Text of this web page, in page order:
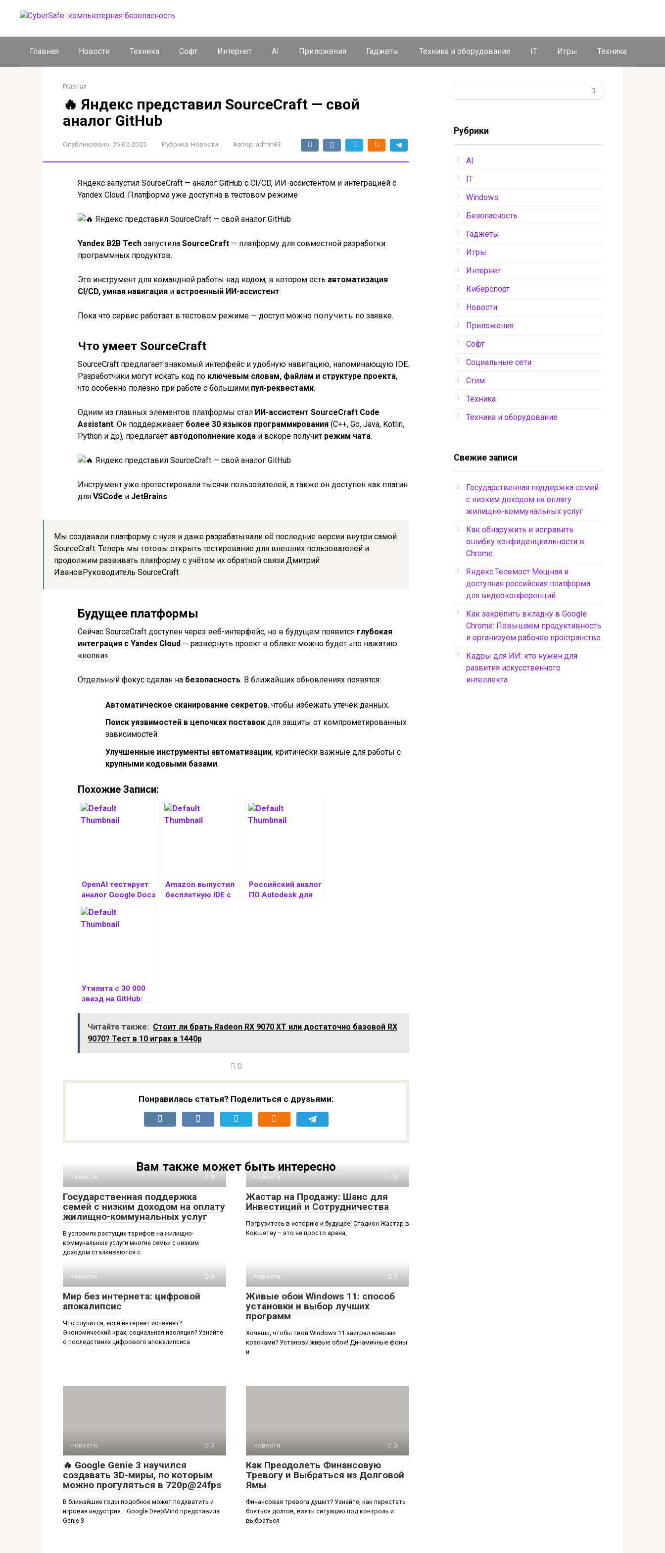
Главная Новости Техника Софт Интернет AI Приложения Гаджеты Техника и оборудование IT Игры Техника
Главная
🔥 Яндекс представил SourceCraft — свой
аналог GitHub
Опубликовано: 26.02.2025 Рубрика: Новости Автор: admin83
Яндекс запустил SourceCraft — аналог GitHub с CI/CD, ИИ-ассистентом и интеграцией с
Yandex Cloud. Платформа уже доступна в тестовом режиме
Yandex B2B Tech запустила SourceCraft — платформу для совместной разработки
программных продуктов.
Это инструмент для командной работы над кодом, в котором есть автоматизация
CI/CD, умная навигация и встроенный ИИ-ассистент.
Пока что сервис работает в тестовом режиме — доступ можно получить по заявке.
Что умеет SourceCraft
SourceCraft предлагает знакомый интерфейс и удобную навигацию, напоминающую IDE.
Разработчики могут искать код по ключевым словам, файлам и структуре проекта,
что особенно полезно при работе с большими пул-реквестами.
Одним из главных элементов платформы стал ИИ-ассистент SourceCraft Code
Assistant. Он поддерживает более 30 языков программирования (C++, Go, Java, Kotlin,
Python и др), предлагает автодополнение кода и вскоре получит режим чата.
Инструмент уже протестировали тысячи пользователей, а также он доступен как плагин
для VSCode и JetBrains.
Мы создавали платформу с нуля и даже разрабатывали её последние версии внутри самой
SourceCraft. Теперь мы готовы открыть тестирование для внешних пользователей и
продолжим развивать платформу с учётом их обратной связи.Дмитрий
ИвановРуководитель SourceCraft
Будущее платформы
Сейчас SourceCraft доступен через веб-интерфейс, но в будущем появится глубокая
интеграция с Yandex Cloud — развернуть проект в облаке можно будет «по нажатию
кнопки».
Отдельный фокус сделан на безопасность. В ближайших обновлениях появятся:
Автоматическое сканирование секретов, чтобы избежать утечек данных.
Поиск уязвимостей в цепочках поставок для защиты от компрометированных
зависимостей.
Улучшенные инструменты автоматизации, критически важные для работы с
крупными кодовыми базами.
Похожие Записи:
OpenAI тестирует
аналог Google Docs
— с ИИ и
встроенным
ChatGPT
Amazon выпустил
бесплатную IDE с
Российский аналог
ПО Autodesk для
Утилита с 30 000
звезд на GitHub:
LinkedIn и властей
США
Читайте также: Стоит ли брать Radeon RX 9070 XT или достаточно базовой RX
9070? Тест в 10 играх в 1440p
0
Понравилась статья? Поделиться с друзьями:
Вам также может быть интересно
Новости 0
Государственная поддержка
семей с низким доходом на оплату
жилищно-коммунальных услуг
В условиях растущих тарифов на жилищно-
коммунальные услуги многие семьи с низким
доходом сталкиваются с
Новости 0
Жастар на Продажу: Шанс для
Инвестиций и Сотрудничества
Погрузитесь в историю и будущее! Стадион Жастар в
Кокшетау – это не просто арена,
Новости 0
Мир без интернета: цифровой
апокалипсис
Что случится, если интернет исчезнет?
Экономический крах, социальная изоляция? Узнайте
о последствиях цифрового апокалипсиса
Новости 0
Живые обои Windows 11: способ
установки и выбор лучших
программ
Хочешь, чтобы твой Windows 11 заиграл новыми
красками? Установи живые обои! Динамичные фоны
и
Новости 0
🔥 Google Genie 3 научился
создавать 3D-миры, по которым
можно прогуляться в 720p@24fps
В ближайшие годы подобное может подхватить и
игровая индустрия… Google DeepMind представила
Genie 3
Новости 0
Как Преодолеть Финансовую
Тревогу и Выбраться из Долговой
Ямы
Финансовая тревога душит? Узнайте, как перестать
бояться долгов, взять ситуацию под контроль и
выбраться
Рубрики
AI
IT
Windows
Безопасность
Гаджеты
Игры
Интернет
Киберспорт
Новости
Приложения
Софт
Социальные сети
Стим
Техника
Техника и оборудование
Свежие записи
Государственная поддержка семей
с низким доходом на оплату
жилищно-коммунальных услуг
Как обнаружить и исправить
ошибку конфиденциальности в
Chrome
Яндекс.Телемост Мощная и
доступная российская платформа
для видеоконференций
Как закрепить вкладку в Google
Chrome: Повышаем продуктивность
и организуем рабочее пространство
Кадры для ИИ: кто нужен для
развития искусственного
интеллекта